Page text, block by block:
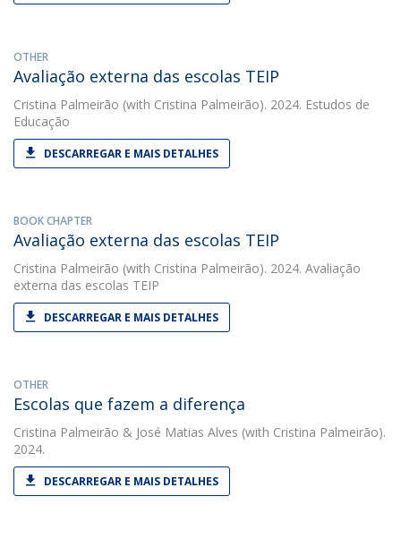
OTHER
Avaliação externa das escolas TEIP
Cristina Palmeirão (with Cristina Palmeirão). 2024. Estudos de
Educação
DESCARREGAR E MAIS DETALHES
BOOK CHAPTER
Avaliação externa das escolas TEIP
Cristina Palmeirão (with Cristina Palmeirão). 2024. Avaliação
externa das escolas TEIP
DESCARREGAR E MAIS DETALHES
OTHER
Escolas que fazem a diferença
Cristina Palmeirão & José Matias Alves (with Cristina Palmeirão).
2024.
DESCARREGAR E MAIS DETALHES